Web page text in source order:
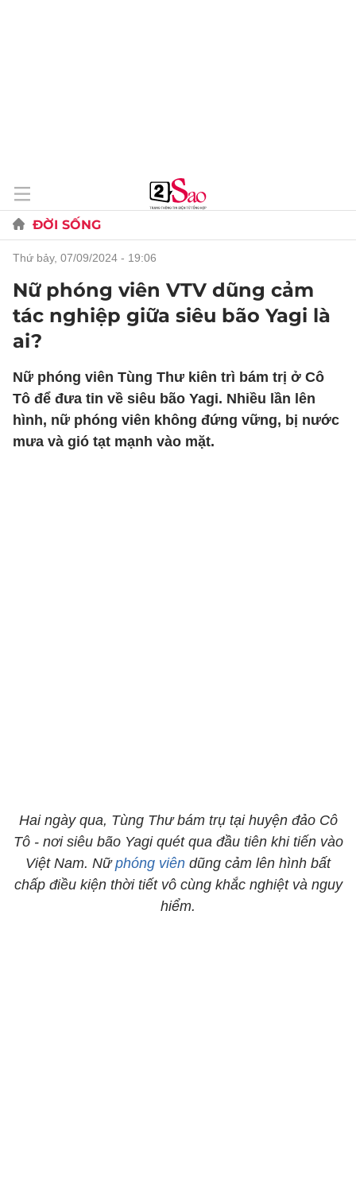
ĐỜI SỐNG
thứ bảy, 07/09/2024 - 19:06
Nữ phóng viên VTV dũng cảm
tác nghiệp giữa siêu bão Yagi là
ai?
Nữ phóng viên Tùng Thư kiên trì bám trị ở Cô
Tô để đưa tin về siêu bão Yagi. Nhiều lần lên
hình, nữ phóng viên không đứng vững, bị nước
mưa và gió tạt mạnh vào mặt.
Hai ngày qua, Tùng Thư bám trụ tại huyện đảo Cô
Tô - nơi siêu bão Yagi quét qua đầu tiên khi tiến vào
Việt Nam. Nữphóng viên dũng cảm lên hình bất
chấp điều kiện thời tiết vô cùng khắc nghiệt và nguy
hiểm.